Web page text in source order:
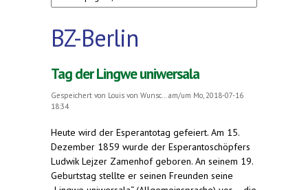
BZ-Berlin
Tag der Lingwe uniwersala
Gespeichert von Louis von Wunsc...
am/um Mo, 2018-07-16
18:34
Heute wird der Esperantotag gefeiert. Am 15.
Dezember 1859 wurde der Esperantoschöpfers
Ludwik Lejzer Zamenhof geboren. An seinem 19.
Geburtstag stellte er seinen Freunden seine